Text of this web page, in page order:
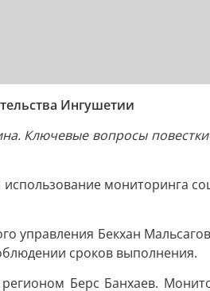
Ингушетии
Ключевые вопросы
мониторинга
Бекхан
сроков выполнения.
Берс Банхаев.